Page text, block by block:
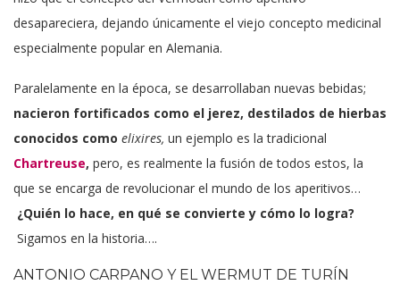
desapareciera, dejando únicamente el viejo concepto medicinal
especialmente popular en Alemania.
Paralelamente en la época, se desarrollaban nuevas bebidas;
nacieron fortificados como el jerez, destilados de hierbas
conocidos como elixires, un ejemplo es la tradicional
Chartreuse, pero, es realmente la fusión de todos estos, la
que se encarga de revolucionar el mundo de los aperitivos…
¿Quién lo hace, en qué se convierte y cómo lo logra?
Sigamos en la historia….
ANTONIO CARPANO Y EL WERMUT DE TURÍN